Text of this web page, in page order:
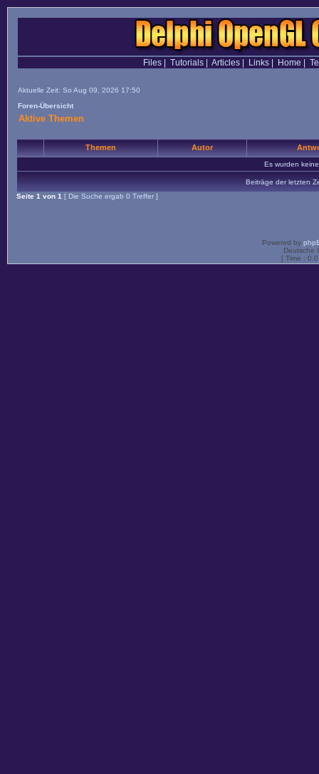
Files| Tutorials| Articles| Links| Home
Aktuelle Zeit: So Aug 09, 2026 17:50
Foren-Übersicht
Aktive Themen
Themen Autor
Es wurden
Beiträge der letzten
Seite 1 von 1 [ Die Suche ergab 0 Treffer ]
Powered by
Deutsche
[ Time :